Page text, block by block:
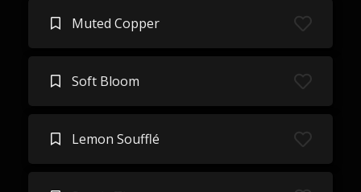
Muted Copper
Soft Bloom
Lemon Soufflé